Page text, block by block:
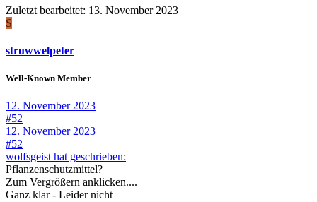
Zuletzt bearbeitet: 13. November 2023
S
struwwelpeter
Well-Known Member
12. November 2023
#52
12. November 2023
#52
wolfsgeist hat geschrieben:
Pflanzenschutzmittel?
Zum Vergrößern anklicken....
Ganz klar - Leider nicht